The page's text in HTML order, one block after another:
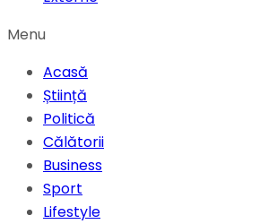
Menu
Acasă
Știință
Politică
Călătorii
Business
Sport
Lifestyle